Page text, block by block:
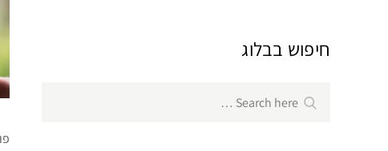
חיפוש בבלוג
for:
Search